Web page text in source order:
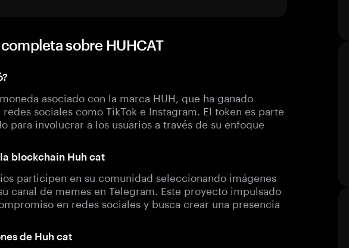
sobre HUHCAT
asociado con la marca HUH, que ha ganado
sociales como TikTok e Instagram. El token es parte
para involucrar a los usuarios a través de su enfoque
blockchain Huh cat
participen en su comunidad seleccionando imágenes
canal de memes en Telegram. Este proyecto impulsado
en redes sociales y busca crear una presencia
de Huh cat